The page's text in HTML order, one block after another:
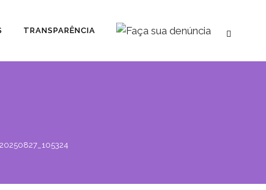
TRANSPARÊNCIA
20250827_105324